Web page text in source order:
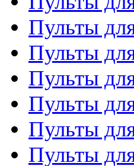
Пульты
Пульты
Пульты
Пульты
Пульты
Пульты